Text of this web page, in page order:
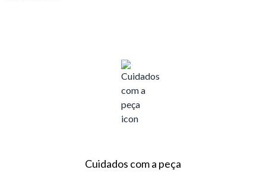
Cuidados com a peça